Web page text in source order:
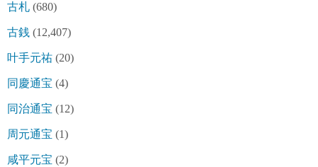
古札 (680)
古銭 (12,407)
叶手元祐 (20)
同慶通宝 (4)
同治通宝 (12)
周元通宝 (1)
咸平元宝 (2)